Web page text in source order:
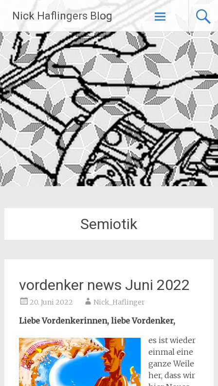
Inhalt
springen
Nick Haflingers Blog
Semiotik
vordenker news Juni 2022
20. Juni 2022 Nick_Haflinger
Liebe Vordenkerinnen, liebe Vordenker,
es ist wieder
einmal eine
ganze Weile
her, dass wir